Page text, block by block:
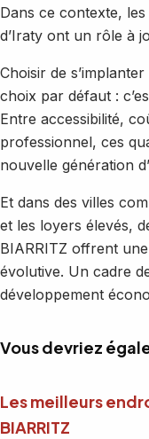
Dans ce contexte,
d’Iraty ont un rôle à
Choisir de
choix par défaut :
Entre accessibilité,
professionnel, ces
nouvelle génération
Et dans des villes
et les loyers élevés,
BIARRITZ offrent
évolutive. Un cadre
développement
Vous devriez
Les meilleurs
BIARRITZ